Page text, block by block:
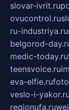
slovar-ivrit.ru
ovucontrol.ru
ru-industriya.ru
belgorod-
medic-today.ru
teensvoice.ru
eva-elfie.ru
veslo-i-yakor.ru
regionufa.ru